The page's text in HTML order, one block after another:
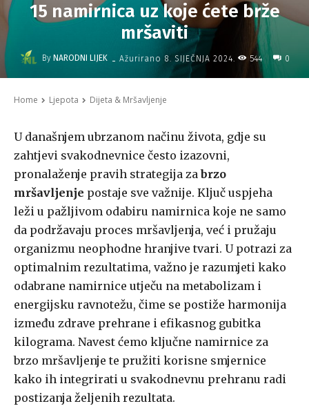
15 namirnica uz koje ćete brže
mršaviti
By NARODNI LIJEK - Ažurirano 8. SIJEČNJA 2024. 544 0
Home Ljepota Dijeta & Mršavljenje
U današnjem ubrzanom načinu života, gdje su
zahtjevi svakodnevnice često izazovni,
pronalaženje pravih strategija zabrzo
mršavljenje postaje sve važnije. Ključ uspjeha
leži u pažljivom odabiru namirnica koje ne samo
da podržavaju proces mršavljenja, već i pružaju
organizmu neophodne hranjive tvari. U potrazi za
optimalnim rezultatima, važno je razumjeti kako
odabrane namirnice utječu na metabolizam i
energijsku ravnotežu, čime se postiže harmonija
između zdrave prehrane i efikasnog gubitka
kilograma. Navest ćemo ključne namirnice za
brzo mršavljenje te pružiti korisne smjernice
kako ih integrirati u svakodnevnu prehranu radi
postizanja željenih rezultata.